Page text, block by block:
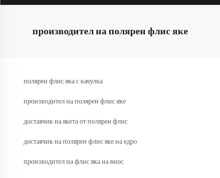
производител на полярен флис яке
полярен флис яка с качулка
производител на полярен флис яке
доставчик на якета от полярен флис
доставчик на полярен флис яке на едро
производител на флис яка на внос